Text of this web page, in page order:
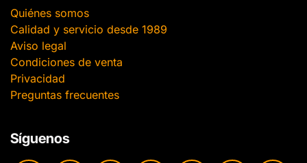
Quiénes somos
Calidad y servicio desde 1989
Aviso legal
Condiciones de venta
Privacidad
Preguntas frecuentes
Síguenos